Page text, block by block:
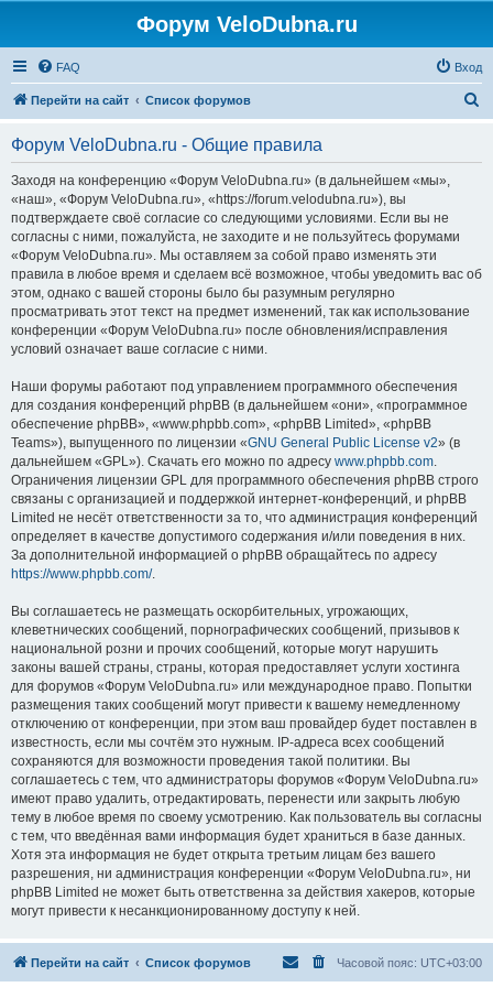
Форум VeloDubna.ru
FAQ Вход
Перейти на сайт Список форумов
Форум VeloDubna.ru - Общие правила
Заходя на конференцию «Форум VeloDubna.ru» (в дальнейшем «мы»,
«наш», «Форум VeloDubna.ru», «https://forum.velodubna.ru»), вы
подтверждаете своё согласие со следующими условиями. Если вы не
согласны с ними, пожалуйста, не заходите и не пользуйтесь форумами
«Форум VeloDubna.ru». Мы оставляем за собой право изменять эти
правила в любое время и сделаем всё возможное, чтобы уведомить вас об
этом, однако с вашей стороны было бы разумным регулярно
просматривать этот текст на предмет изменений, так как использование
конференции «Форум VeloDubna.ru» после обновления/исправления
условий означает ваше согласие с ними.
Наши форумы работают под управлением программного обеспечения
для создания конференций phpBB (в дальнейшем «они», «программное
обеспечение phpBB», «www.phpbb.com», «phpBB Limited», «phpBB
Teams»), выпущенного по лицензии «GNU General Public License v2» (в
дальнейшем «GPL»). Скачать его можно по адресу www.phpbb.com.
Ограничения лицензии GPL для программного обеспечения phpBB строго
связаны с организацией и поддержкой интернет-конференций, и phpBB
Limited не несёт ответственности за то, что администрация конференций
определяет в качестве допустимого содержания и/или поведения в них.
За дополнительной информацией о phpBB обращайтесь по адресу
https://www.phpbb.com/.
Вы соглашаетесь не размещать оскорбительных, угрожающих,
клеветнических сообщений, порнографических сообщений, призывов к
национальной розни и прочих сообщений, которые могут нарушить
законы вашей страны, страны, которая предоставляет услуги хостинга
для форумов «Форум VeloDubna.ru» или международное право. Попытки
размещения таких сообщений могут привести к вашему немедленному
отключению от конференции, при этом ваш провайдер будет поставлен в
известность, если мы сочтём это нужным. IP-адреса всех сообщений
сохраняются для возможности проведения такой политики. Вы
соглашаетесь с тем, что администраторы форумов «Форум VeloDubna.ru»
имеют право удалить, отредактировать, перенести или закрыть любую
тему в любое время по своему усмотрению. Как пользователь вы согласны
с тем, что введённая вами информация будет храниться в базе данных.
Хотя эта информация не будет открыта третьим лицам без вашего
разрешения, ни администрация конференции «Форум VeloDubna.ru», ни
phpBB Limited не может быть ответственна за действия хакеров, которые
могут привести к несанкционированному доступу к ней.
Перейти на сайт Список форумов Часовой пояс: UTC+03:00